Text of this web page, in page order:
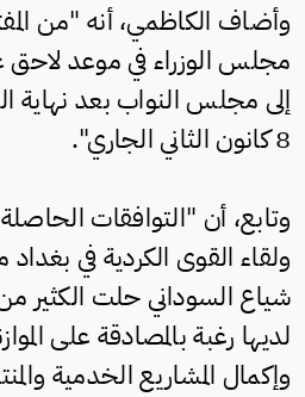
وأضاف الكاظمي، أنه "من
مجلس الوزراء في موعد لاحق
إلى مجلس النواب بعد نهاية
8 كانون الثاني الجاري".
وتابع، أن "التوافقات
ولقاء القوى الكردية في بغداد
شياع السوداني حلت الكثير
لديها رغبة بالمصادقة على
وإكمال المشاريع الخدمية